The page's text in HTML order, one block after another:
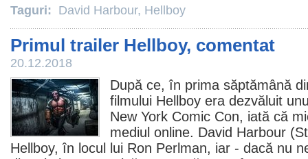
Taguri: David Harbour, Hellboy
Primul trailer Hellboy, comentat
20.12.2018
După ce, în prima săptămână
filmului Hellboy era dezvăluit
New York Comic Con, iată că
mediul online. David Harbour
Hellboy, în locul lui Ron Perlman, iar - dacă nu